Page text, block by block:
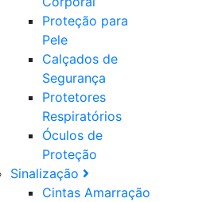
Proteção para
Pele
Calçados de
Segurança
Protetores
Respiratórios
Óculos de
Proteção
Sinalização
Cintas Amarração